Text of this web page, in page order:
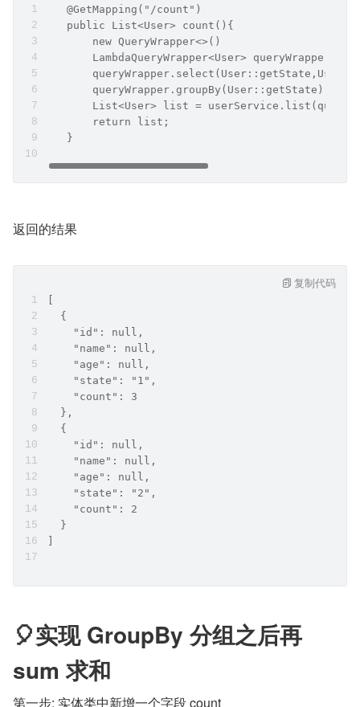
   @GetMapping("/count")
   public List<User> count(){
       new QueryWrapper<>()
LambdaQueryWrapper<User> queryWrapper =
       queryWrapper.groupBy(User::getState);
List<User> list =
       return list;
   }
返回的结果
  {
    "id": null,
    "name": null,
    "age": null,
    "state": "1",
    "count": 3
  },
  {
    "id": null,
    "name": null,
    "age": null,
    "state": "2",
    "count": 2
  }
复制代码
🎈实现 GroupBy 分组之后再
sum 求和
第一步: 实体类中新增一个字段 count